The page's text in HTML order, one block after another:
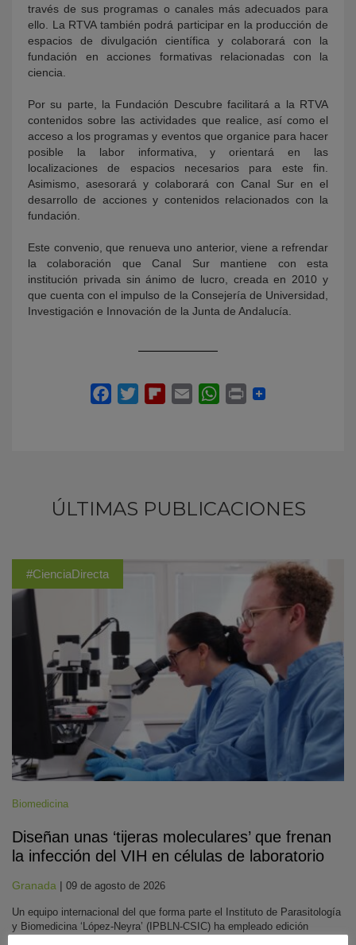
través de sus programas o canales más adecuados para
ello. La RTVA también podrá participar en la producción de
espacios de divulgación científica y colaborará con la
fundación en acciones formativas relacionadas con la
ciencia.
Por su parte, la Fundación Descubre facilitará a la RTVA
contenidos sobre las actividades que realice, así como el
acceso a los programas y eventos que organice para hacer
posible la labor informativa, y orientará en las
localizaciones de espacios necesarios para este fin.
Asimismo, asesorará y colaborará con Canal Sur en el
desarrollo de acciones y contenidos relacionados con la
fundación.
Este convenio, que renueva uno anterior, viene a refrendar
la colaboración que Canal Sur mantiene con esta
institución privada sin ánimo de lucro, creada en 2010 y
que cuenta con el impulso de la Consejería de Universidad,
Investigación e Innovación de la Junta de Andalucía.
ÚLTIMAS PUBLICACIONES
#CienciaDirecta
Biomedicina
Diseñan unas ‘tijeras moleculares’ que frenan
la infección del VIH en células de laboratorio
Granada | 09 de agosto de 2026
Un equipo internacional del que forma parte el Instituto de Parasitología
y Biomedicina ‘López-Neyra’ (IPBLN-CSIC) ha empleado edición